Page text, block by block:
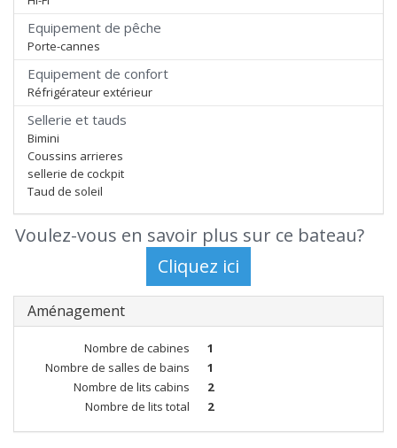
Equipement de pêche
Porte-cannes
Equipement de confort
Réfrigérateur extérieur
Sellerie et tauds
Bimini
Coussins arrieres
sellerie de cockpit
Taud de soleil
Voulez-vous en savoir plus sur ce bateau?
Aménagement
Nombre de cabines
1
Nombre de salles de bains
1
Nombre de lits cabins
2
Nombre de lits total
2